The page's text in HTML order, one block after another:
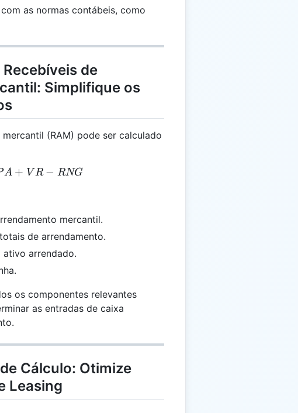
as normas contábeis, como
de
Simplifique os
(RAM) pode ser calculado
RAM = PA + VR - RNG
A + V R − RNG
mercantil.
de arrendamento.
arrendado.
os componentes relevantes
as entradas de caixa
Cálculo: Otimize
Leasing